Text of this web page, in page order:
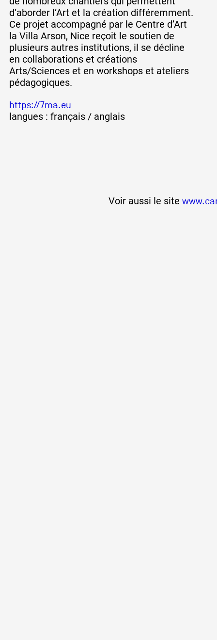
d’aborder l’Art et la création différemment.
Ce projet accompagné par le Centre d’Art
la Villa Arson, Nice reçoit le soutien de
plusieurs autres institutions, il se décline
en collaborations et créations
Arts/Sciences et en workshops et ateliers
pédagogiques.
https://7ma.eu
langues : français / anglais
Voir aussi le site